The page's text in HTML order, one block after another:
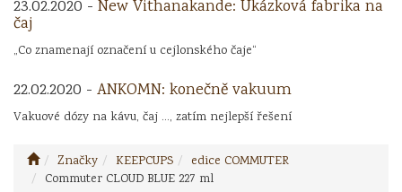
23.02.2020 - New Vithanakande: Ukázková fabrika na
čaj
„Co znamenají označení u cejlonského čaje“
22.02.2020 - ANKOMN: konečně vakuum
Vakuové dózy na kávu, čaj ..., zatím nejlepší řešení
Značky KEEPCUPS
edice COMMUTER
Commuter CLOUD BLUE 227 ml